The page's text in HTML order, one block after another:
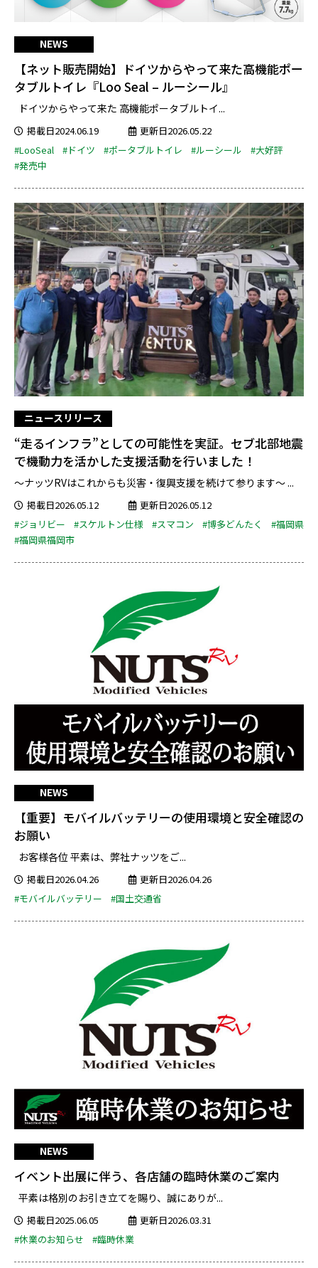
NEWS
【ネット販売開始】ドイツからやって来た高機能ポー
タブルトイレ『Loo Seal – ルーシール』
ドイツからやって来た 高機能ポータブルトイ...
掲載日2024.06.19
更新日2026.05.22
#LooSeal
#ドイツ #ポータブルトイレ #ルーシール
#大好評
#発売中
ニュースリリース
“走るインフラ”としての可能性を実証。セブ北部地震
で機動力を活かした支援活動を行いました！
～ナッツRVはこれからも災害・復興支援を続けて参ります～ ...
掲載日2026.05.12
更新日2026.05.12
#ジョリビー
#スケルトン仕様 #スマコン #博多どんたく
#福岡県
#福岡県福岡市
NEWS
【重要】モバイルバッテリーの使用環境と安全確認の
お願い
お客様各位 平素は、弊社ナッツをご...
掲載日2026.04.26
更新日2026.04.26
#モバイルバッテリー
#国土交通省
NEWS
イベント出展に伴う、各店舗の臨時休業のご案内
平素は格別のお引き立てを賜り、誠にありが...
掲載日2025.06.05
更新日2026.03.31
#休業のお知らせ
#臨時休業